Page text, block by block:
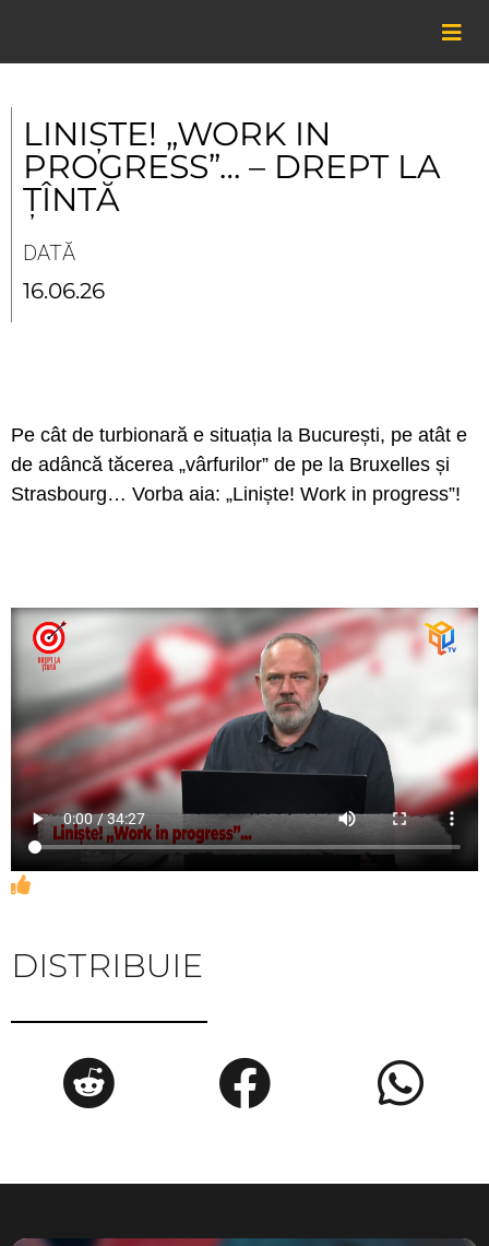
content
LINIȘTE! „WORK IN
PROGRESS”… – DREPT LA
ȚÎNTĂ
DATĂ
16.06.26
Pe cât de turbionară e situația la București, pe atât e
de adâncă tăcerea „vârfurilor” de pe la Bruxelles și
Strasbourg… Vorba aia: „Liniște! Work in progress”!
DISTRIBUIE